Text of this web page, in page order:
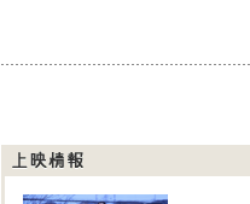
上映情報